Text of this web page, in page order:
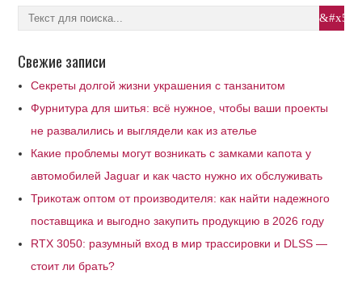
Свежие записи
Секреты долгой жизни украшения с танзанитом
Фурнитура для шитья: всё нужное, чтобы ваши проекты
не развалились и выглядели как из ателье
Какие проблемы могут возникать с замками капота у
автомобилей Jaguar и как часто нужно их обслуживать
Трикотаж оптом от производителя: как найти надежного
поставщика и выгодно закупить продукцию в 2026 году
RTX 3050: разумный вход в мир трассировки и DLSS —
стоит ли брать?